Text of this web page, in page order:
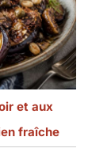
et aux
fraîche